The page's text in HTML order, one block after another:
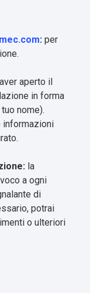
: per
aperto il
in forma
nome).
informazioni
la
a ogni
di
potrai
o ulteriori